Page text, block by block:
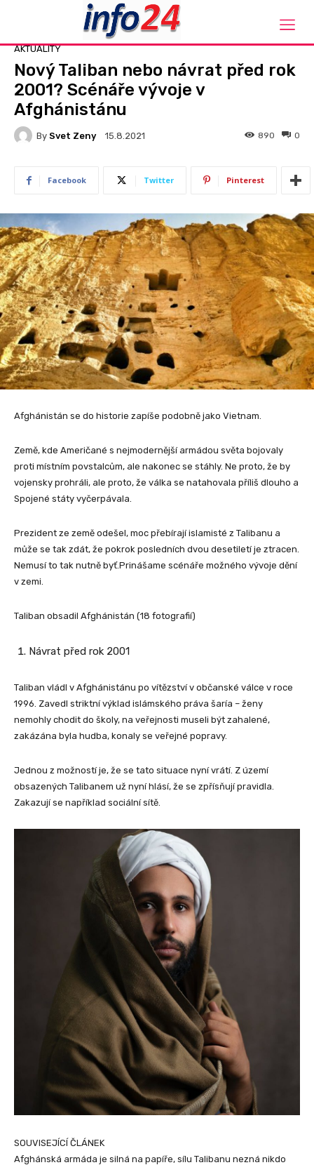
AKTUALITY
Nový Taliban nebo návrat před rok
2001? Scénáře vývoje v
Afghánistánu
By Svet Zeny 15.8.2021 0
890
Facebook Twitter Pinterest
Afghánistán se do historie zapíše podobně jako Vietnam.
Země, kde Američané s nejmodernější armádou světa bojovaly
proti místním povstalcům, ale nakonec se stáhly. Ne proto, že by
vojensky prohráli, ale proto, že válka se natahovala příliš dlouho a
Spojené státy vyčerpávala.
Prezident ze země odešel, moc přebírají islamisté z Talibanu a
může se tak zdát, že pokrok posledních dvou desetiletí je ztracen.
Nemusí to tak nutně byť.Prinášame scénáře možného vývoje dění
v zemi.
Taliban obsadil Afghánistán (18 fotografií)
Návrat před rok 2001
Taliban vládl v Afghánistánu po vítězství v občanské válce v roce
1996. Zavedl striktní výklad islámského práva šaría – ženy
nemohly chodit do školy, na veřejnosti museli být zahalené,
zakázána byla hudba, konaly se veřejné popravy.
Jednou z možností je, že se tato situace nyní vrátí. Z území
obsazených Talibanem už nyní hlásí, že se zpřísňují pravidla.
Zakazují se například sociální sítě.
SOUVISEJÍCÍ ČLÁNEK
Afghánská armáda je silná na papíře, sílu Talibanu nezná nikdo